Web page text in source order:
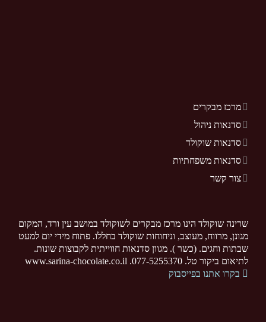
מרכז מבקרים
סדנאות ניהול
סדנאות שוקולד
סדנאות משפחתיות
צור קשר
שרינה שוקולד הינו מרכז מבקרים לשוקולד במושב עין ורד, המקום
מגונן, מרווח, מעוצב, וניחוחות שוקולד בחללו. פתוח מידי יום למעט
שבתות וחגים. (כשר ). מגוון סדנאות חווייתית לקבוצות שונות.
לתיאום ביקור טל. 077-5255370. www.sarina-chocolate.co.il
בקרו אתנו בפייסבוק